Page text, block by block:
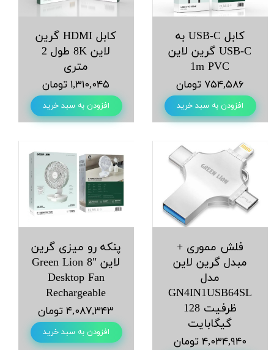
کابل USB-C به
USB-C گرین لاین
1m PVC
۷۵۴,۵۸۶ تومان
افزودن به سبد خرید
کابل HDMI گرین
لاین 8K طول 2
متری
۱,۳۱۰,۰۴۵ تومان
افزودن به سبد خرید
فلش مموری +
مبدل گرین لاین
مدل
GN4IN1USB64SL
ظرفیت 128
گیگابایت
۴,۰۳۴,۹۴۰ تومان
پنکه رو میزی گرین
لاین Green Lion 8"
Desktop Fan
Rechargeable
۴,۰۸۷,۳۴۳ تومان
افزودن به سبد خرید